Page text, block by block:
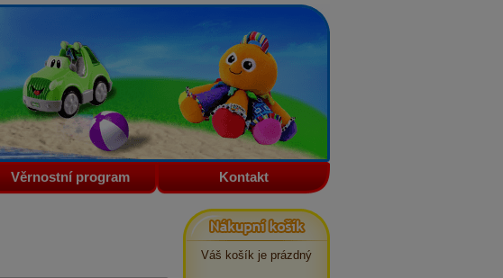
Věrnostní program Kontakt
Nákupní košík
Váš košík je prázdný